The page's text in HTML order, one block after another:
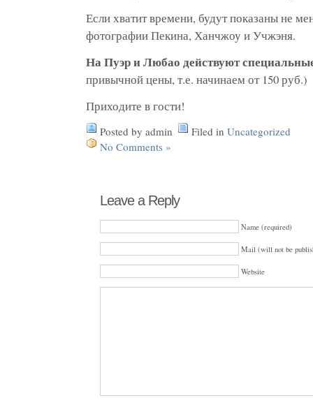
Если хватит времени, будут показаны не
фотографии Пекина, Ханчжоу и Учжэня.
На Пуэр и Любао действуют
привычной цены, т.е. начинаем от 150 руб.)
Приходите в гости!
Posted by admin Filed in Uncategorized
No Comments »
Leave a Reply
Name (required)
Mail (will not be
Website